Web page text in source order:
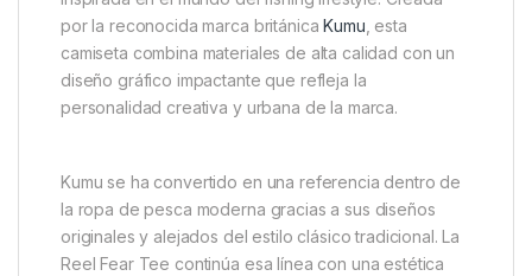
por la reconocida marca británicaKumu , esta
camiseta combina materiales de alta calidad con un
diseño gráfico impactante que refleja la
personalidad creativa y urbana de la marca.
Kumu se ha convertido en una referencia dentro de
la ropa de pesca moderna gracias a sus diseños
originales y alejados del estilo clásico tradicional. La
Reel Fear Tee continúa esa línea con una estética